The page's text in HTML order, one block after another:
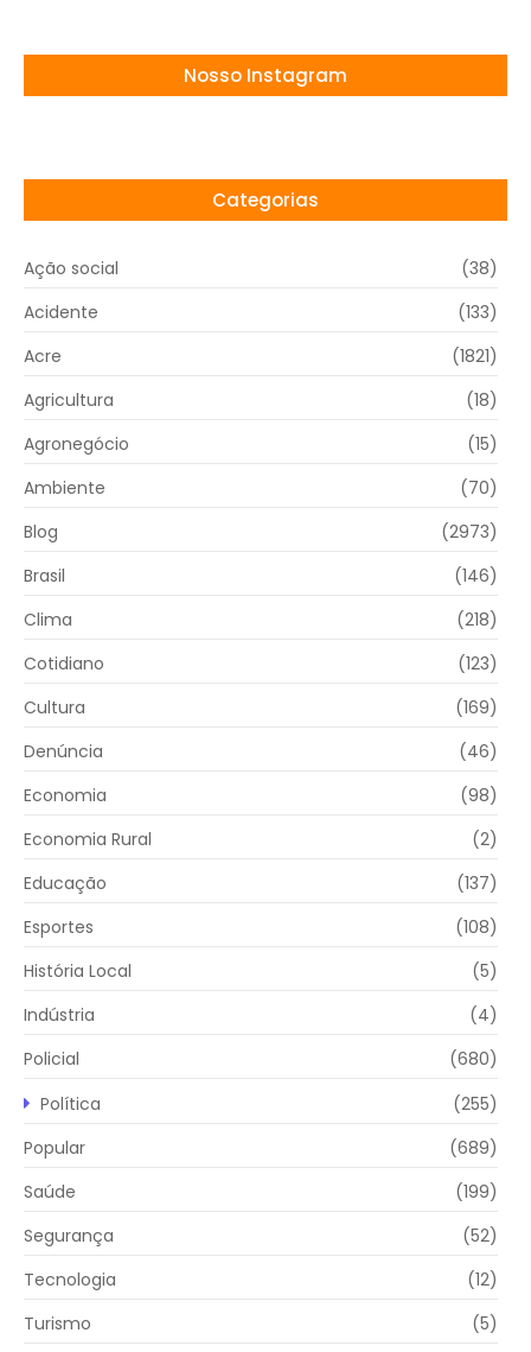
Nosso Instagram
Categorias
Ação social
(38)
Acidente
(133)
Acre
(1821)
Agricultura
(18)
Agronegócio
(15)
Ambiente
(70)
Blog
(2973)
Brasil
(146)
Clima
(218)
Cotidiano
(123)
Cultura
(169)
Denúncia
(46)
Economia
(98)
Economia Rural
(2)
Educação
(137)
Esportes
(108)
História Local
(5)
Indústria
(4)
Policial
(680)
Política
(255)
Popular
(689)
Saúde
(199)
Segurança
(52)
Tecnologia
(12)
Turismo
(5)